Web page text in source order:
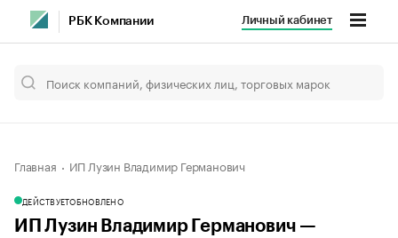
РБК Компании Личный кабинет
Главная ИП Лузин Владимир Германович
ДЕЙСТВУЕТОБНОВЛЕНО
ИП Лузин Владимир Германович —